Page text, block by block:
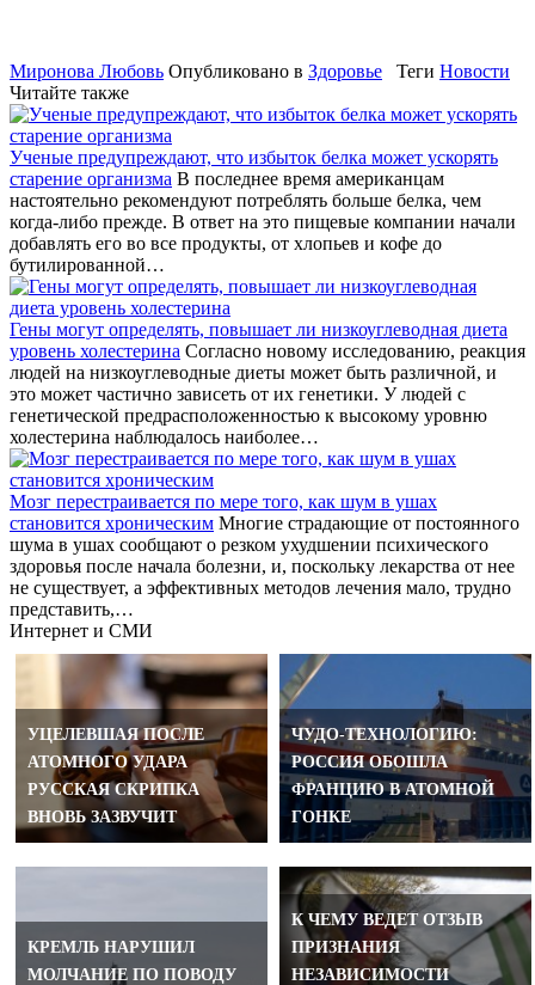
Миронова Любовь Опубликовано в Здоровье Теги Новости
Читайте также
Ученые предупреждают, что избыток белка может ускорять
старение организма В последнее время американцам
настоятельно рекомендуют потреблять больше белка, чем
когда-либо прежде. В ответ на это пищевые компании начали
добавлять его во все продукты, от хлопьев и кофе до
бутилированной…
Гены могут определять, повышает ли низкоуглеводная диета
уровень холестерина Согласно новому исследованию, реакция
людей на низкоуглеводные диеты может быть различной, и
это может частично зависеть от их генетики. У людей с
генетической предрасположенностью к высокому уровню
холестерина наблюдалось наиболее…
Мозг перестраивается по мере того, как шум в ушах
становится хроническим Многие страдающие от постоянного
шума в ушах сообщают о резком ухудшении психического
здоровья после начала болезни, и, поскольку лекарства от нее
не существует, а эффективных методов лечения мало, трудно
представить,…
Интернет и СМИ
УЦЕЛЕВШАЯ ПОСЛЕ
АТОМНОГО УДАРА
РУССКАЯ СКРИПКА
ВНОВЬ ЗАЗВУЧИТ
ЧУДО-ТЕХНОЛОГИЮ:
РОССИЯ ОБОШЛА
ФРАНЦИЮ В АТОМНОЙ
ГОНКЕ
КРЕМЛЬ НАРУШИЛ
МОЛЧАНИЕ ПО ПОВОДУ
К ЧЕМУ ВЕДЕТ ОТЗЫВ
ПРИЗНАНИЯ
НЕЗАВИСИМОСТИ